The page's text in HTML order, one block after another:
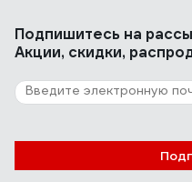
Подпишитесь на
Акции, скидки,